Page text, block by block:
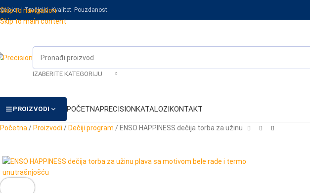
Skip to navigation
Skip to main content
| Tradicija. Kvalitet. Pouzdanost.
IZABERITE KATEGORIJU
PROIZVODI POČETNAPRECISIONKATALOZIKONTAKT
Početna / Proizvodi / Dečiji program / ENSO HAPPINESS dečija torba za užinu